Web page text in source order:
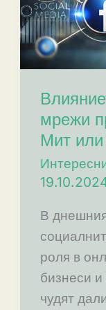
мрежи
Мит или
В
роля в
бизнеси
чудят